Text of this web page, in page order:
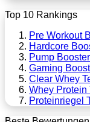
Top 10 Rankings
Pre Workout
Hardcore
Pump
Gaming
Clear Whey
Whey Protein
Proteinriegel